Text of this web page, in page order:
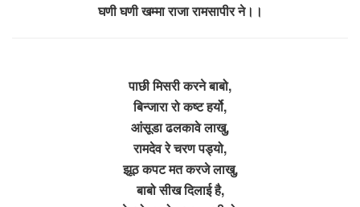
घणी घणी खम्मा राजा रामसापीर ने।।
पाछी मिसरी करने बाबो,
बिन्जारा रो कष्ट हर्यो,
आंसूडा ढलकावे लाखु,
रामदेव रे चरण पड्यो,
झूठ कपट मत करजे लाखु,
बाबो सीख दिलाई है,